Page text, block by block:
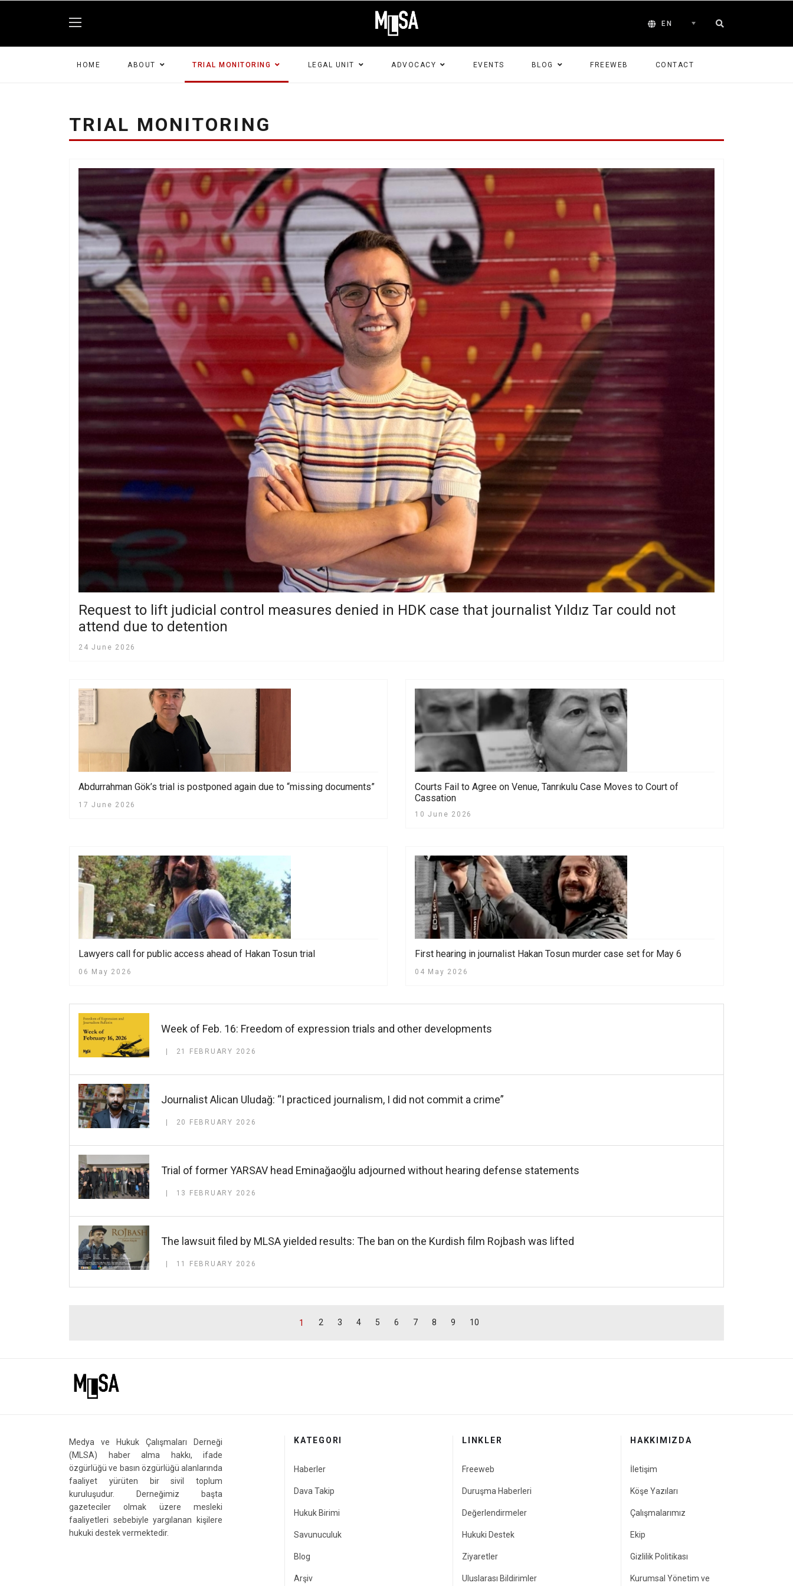
EN
HOME ABOUT TRIAL MONITORING LEGAL UNIT ADVOCACY EVENTS BLOG FREEWEB CONTACT
TRIAL MONITORING
Request to lift judicial control measures denied in HDK case that journalist Yıldız Tar could not
attend due to detention
24 June 2026
Abdurrahman Gök’s trial is postponed again due to “missing documents”
17 June 2026
Courts Fail to Agree on Venue, Tanrıkulu Case Moves to Court of
Cassation
10 June 2026
Lawyers call for public access ahead of Hakan Tosun trial
06 May 2026
First hearing in journalist Hakan Tosun murder case set for May 6
04 May 2026
Week of Feb. 16: Freedom of expression trials and other developments
21 FEBRUARY 2026
Journalist Alican Uludağ: “I practiced journalism, I did not commit a crime”
20 FEBRUARY 2026
Trial of former YARSAV head Eminağaoğlu adjourned without hearing defense statements
13 FEBRUARY 2026
The lawsuit filed by MLSA yielded results: The ban on the Kurdish film Rojbash was lifted
11 FEBRUARY 2026
1 2 3 4 5 6 7 8 9 10
Medya ve Hukuk Çalışmaları Derneği
(MLSA) haber alma hakkı, ifade
özgürlüğü ve basın özgürlüğü alanlarında
faaliyet yürüten bir sivil toplum
kuruluşudur. Derneğimiz başta
gazeteciler olmak üzere mesleki
faaliyetleri sebebiyle yargılanan kişilere
hukuki destek vermektedir.
KATEGORI
Haberler
Dava Takip
Hukuk Birimi
Savunuculuk
Blog
Arşiv
LINKLER
Freeweb
Duruşma Haberleri
Değerlendirmeler
Hukuki Destek
Ziyaretler
Uluslarası Bildirimler
HAKKIMIZDA
İletişim
Köşe Yazıları
Çalışmalarımız
Ekip
Gizlilik Politikası
Kurumsal Yönetim ve